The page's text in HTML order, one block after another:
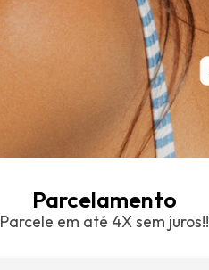
Parcelamento
Parcele em até 4X sem juros!!